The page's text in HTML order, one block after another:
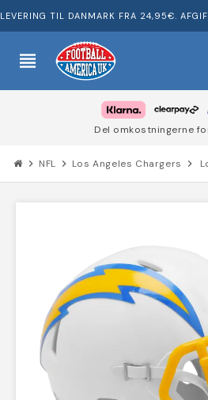
LEVERING TIL DANMARK FRA 24,95€.
view_headline
Del omkostningerne
chevron_right NFL chevron_right Los Angeles Chargers chevron_right